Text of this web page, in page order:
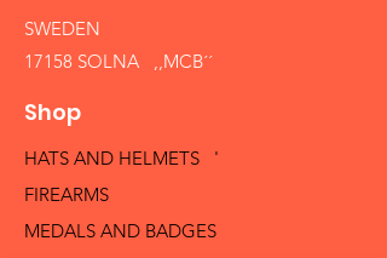
SWEDEN
17158 SOLNA ,,MCB´´
Shop
HATS AND HELMETS '
FIREARMS
MEDALS AND BADGES